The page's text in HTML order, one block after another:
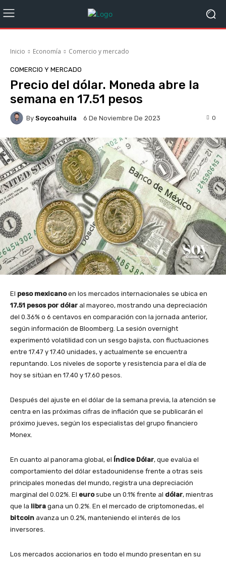
Inicio Economía Comercio y mercado
COMERCIO Y MERCADO
Precio del dólar. Moneda abre la
semana en 17.51 pesos
By Soycoahuila 6 De Noviembre De 2023 0
El peso mexicanoen los mercados internacionales se ubica en
17.51 pesos por dólar al mayoreo, mostrando una depreciación
del 0.36% o 6 centavos en comparación con la jornada anterior,
según información de Bloomberg. La sesión overnight
experimentó volatilidad con un sesgo bajista, con fluctuaciones
entre 17.47 y 17.40 unidades, y actualmente se encuentra
repuntando. Los niveles de soporte y resistencia para el día de
hoy se sitúan en 17.40 y 17.60 pesos.
Después del ajuste en el dólar de la semana previa, la atención se
centra en las próximas cifras de inflación que se publicarán el
próximo jueves, según los especialistas del grupo financiero
Monex.
En cuanto al panorama global, el Índice Dólar, que evalúa el
comportamiento del dólar estadounidense frente a otras seis
principales monedas del mundo, registra una depreciación
marginal del 0.02%. El eurosube un 0.1% frente al dólar, mientras
que la libra gana un 0.2%. En el mercado de criptomonedas, el
bitcoin avanza un 0.2%, manteniendo el interés de los
inversores.
Los mercados accionarios en todo el mundo presentan en su